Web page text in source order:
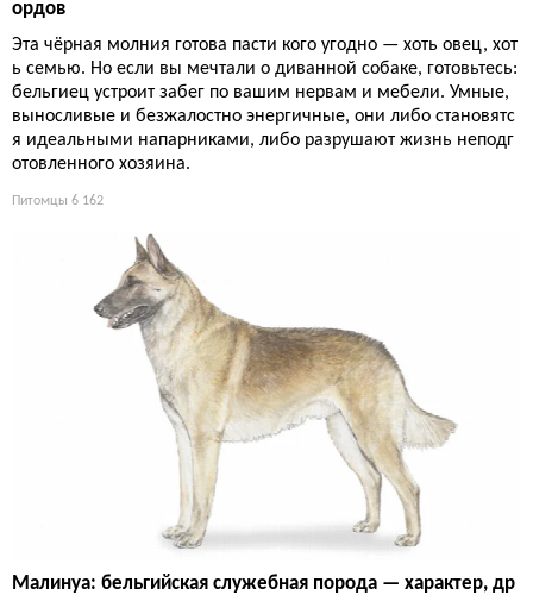
ордов
Эта чёрная молния готова пасти кого угодно — хоть овец, хот
ь семью. Но если вы мечтали о диванной собаке, готовьтесь:
бельгиец устроит забег по вашим нервам и мебели. Умные,
выносливые и безжалостно энергичные, они либо становятс
я идеальными напарниками, либо разрушают жизнь неподг
отовленного хозяина.
Питомцы 6 162
Малинуа: бельгийская служебная порода — характер, др